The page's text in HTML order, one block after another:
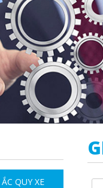
QUY XE